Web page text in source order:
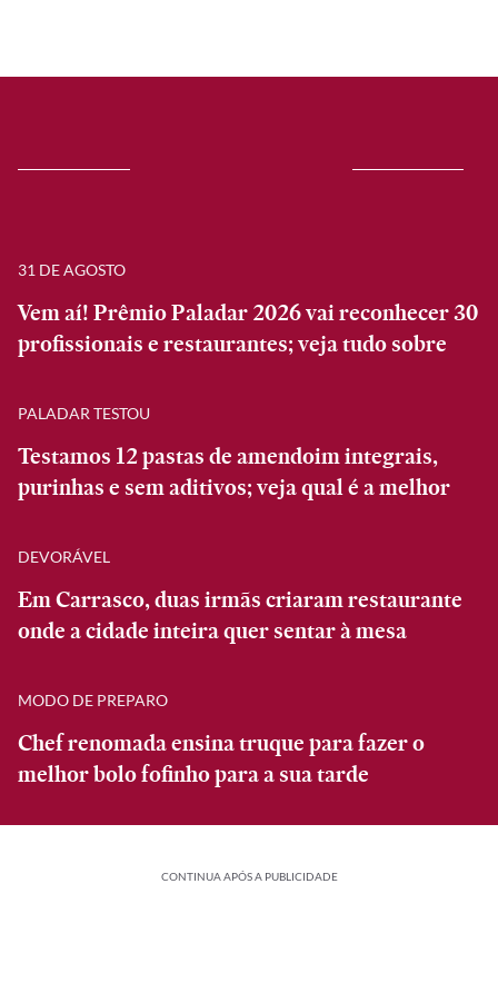
31 DE AGOSTO
Vem aí! Prêmio Paladar 2026 vai reconhecer 30
profissionais e restaurantes; veja tudo sobre
PALADAR TESTOU
Testamos 12 pastas de amendoim integrais,
purinhas e sem aditivos; veja qual é a melhor
DEVORÁVEL
Em Carrasco, duas irmãs criaram restaurante
onde a cidade inteira quer sentar à mesa
MODO DE PREPARO
Chef renomada ensina truque para fazer o
melhor bolo fofinho para a sua tarde
CONTINUA APÓS A PUBLICIDADE